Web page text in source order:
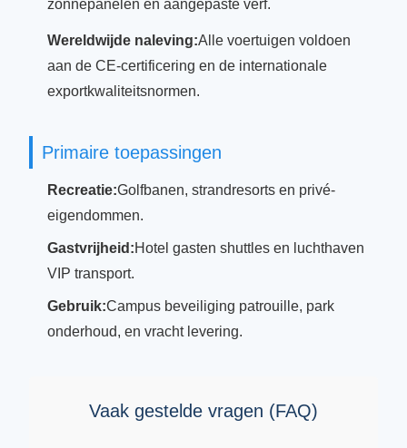
zonnepanelen en aangepaste verf.
Wereldwijde naleving:Alle voertuigen voldoen
aan de CE-certificering en de internationale
exportkwaliteitsnormen.
Primaire toepassingen
Recreatie:Golfbanen, strandresorts en privé-
eigendommen.
Gastvrijheid:Hotel gasten shuttles en luchthaven
VIP transport.
Gebruik:Campus beveiliging patrouille, park
onderhoud, en vracht levering.
Vaak gestelde vragen (FAQ)